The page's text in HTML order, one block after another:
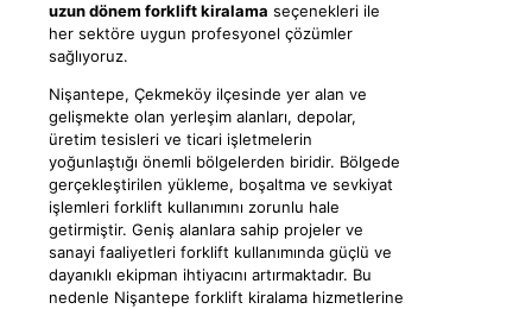
uzun dönem forklift kiralama seçenekleri ile
her sektöre uygun profesyonel çözümler
sağlıyoruz.
Nişantepe, Çekmeköy ilçesinde yer alan ve
gelişmekte olan yerleşim alanları, depolar,
üretim tesisleri ve ticari işletmelerin
yoğunlaştığı önemli bölgelerden biridir. Bölgede
gerçekleştirilen yükleme, boşaltma ve sevkiyat
işlemleri forklift kullanımını zorunlu hale
getirmiştir. Geniş alanlara sahip projeler ve
sanayi faaliyetleri forklift kullanımında güçlü ve
dayanıklı ekipman ihtiyacını artırmaktadır. Bu
nedenle Nişantepe forklift kiralama hizmetlerine